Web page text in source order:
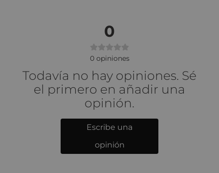
0
0 opiniones
Todavía no hay opiniones. Sé
el primero en añadir una
opinión.
Escribe una
opinión